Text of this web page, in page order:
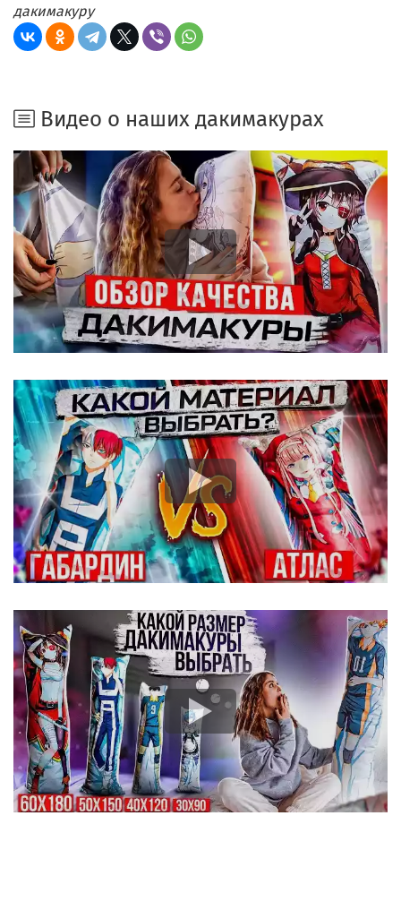
дакимакуру
Видео о наших дакимакурах